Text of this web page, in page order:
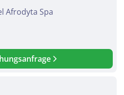
Afrodyta Spa